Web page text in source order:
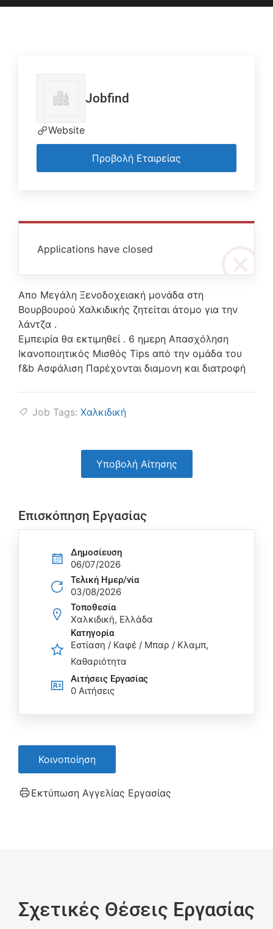
Applications have closed
Απο Μεγάλη Ξενοδοχειακή μονάδα στη
Βουρβουρού Χαλκιδικής ζητείται άτομο για την
λάντζα .
Εμπειρία θα εκτιμηθεί . 6 ημερη Απασχόληση
Ικανοποιητικός Μισθός Tips από την ομάδα του
f&b Ασφάλιση Παρέχονται διαμονη και διατροφή
Job Tags: Χαλκιδική
Υποβολή Αίτησης
Επισκόπηση Εργασίας
Δημοσίευση
06/07/2026
Τελική Ημερ/νία
03/08/2026
Τοποθεσία
Χαλκιδική, Ελλάδα
Κατηγορία
Εστίαση / Καφέ / Μπαρ / Κλαμπ
Καθαριότητα
Αιτήσεις Eργασίας
0 Αιτήσεις
Κοινοποίηση
Εκτύπωση Αγγελίας Εργασίας
Jobfind
Website
Προβολή Εταιρείας
Σχετικές Θέσεις Εργασίας